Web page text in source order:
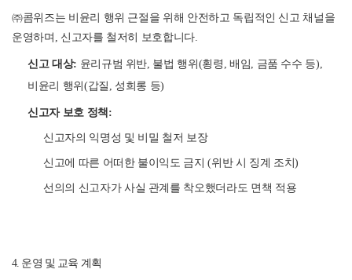
㈜콤위즈는 비윤리 행위 근절을 위해 안전하고 독립적인 신고 채널을
운영하며, 신고자를 철저히 보호합니다.
신고 대상: 윤리규범 위반, 불법 행위(횡령, 배임, 금품 수수 등),
비윤리 행위(갑질, 성희롱 등)
신고자 보호 정책:
신고자의 익명성 및 비밀 철저 보장
신고에 따른 어떠한 불이익도 금지 (위반 시 징계 조치)
선의의 신고자가 사실 관계를 착오했더라도 면책 적용
4. 운영 및 교육 계획